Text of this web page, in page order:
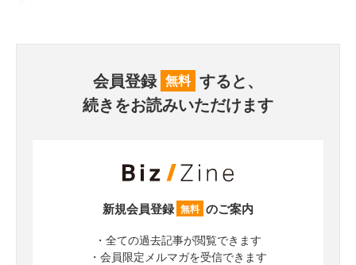
会員登録 無料 すると、
続きをお読みいただけます
新規会員登録 無料 のご案内
・全ての過去記事が閲覧できます
・会員限定メルマガを受信できます